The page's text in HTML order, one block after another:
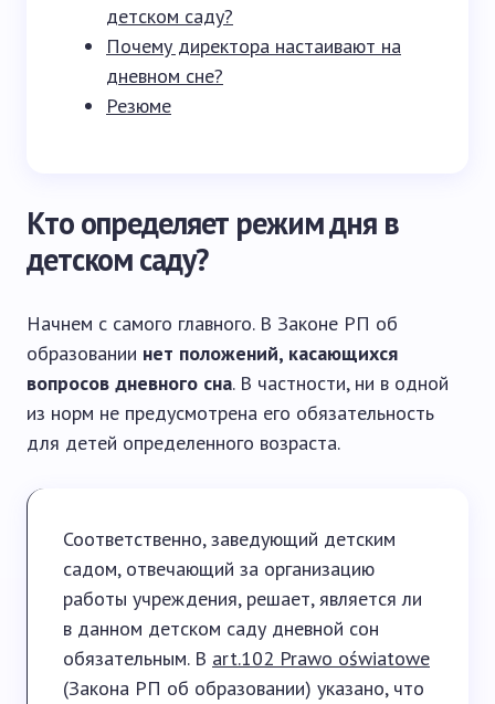
детском саду?
Почему директора настаивают на
дневном сне?
Резюме
Кто определяет режим дня в
детском саду?
Начнем с самого главного. В Законе РП об
образовании нет положений, касающихся
вопросов дневного сна. В частности, ни в одной
из норм не предусмотрена его обязательность
для детей определенного возраста.
Соответственно, заведующий детским
садом, отвечающий за организацию
работы учреждения, решает, является ли
в данном детском саду дневной сон
обязательным. В art.102 Prawo oświatowe
(Закона РП об образовании) указано, что